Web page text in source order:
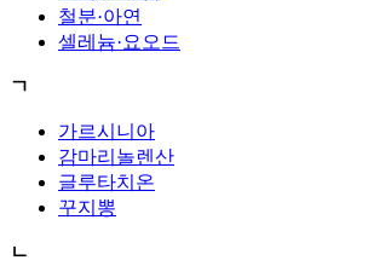
철분·아연
셀레늄·요오드
ㄱ
가르시니아
감마리놀렌산
글루타치온
꾸지뽕
ㄴ